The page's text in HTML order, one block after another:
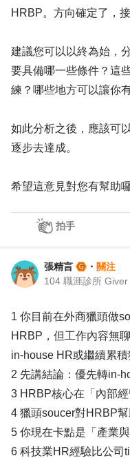
HRBP。方向確定了，
建議您可以以終為始，
要具備哪一些條件？這
練？哪些地方可以讓你
如此分析之後，應該可
逐步去達成。
希望這意見對您有幫助
拍手
張精言 ・ 關注
104 職涯診所 Giver
1 你目前在外商獵頭做
HRBP，但工作內容無
in-house HR或繼續累積
2 先講結論：優先轉in-
3 HRBP核心在「內部
4 獵頭soucer對HRBP
5 你現在卡點是「產業與
6 科技業HR經驗比公司